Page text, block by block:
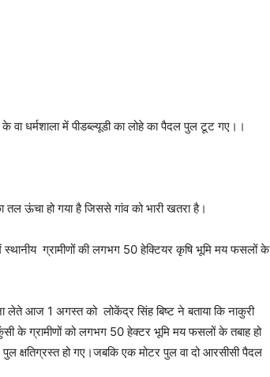
धर्मशाला में पीडब्ल्यूडी का लोहे का पैदल पुल टूट गए।।
तल ऊंचा हो गया है जिससे गांव को भारी खतरा है।
ग्रामीणों की लगभग 50 हेक्टियर कृषि भूमि मय फसलों के
आज 1 अगस्त को लोकेंद्र सिंह बिष्ट ने बताया कि नाकुरी
के ग्रामीणों को लगभग 50 हेक्टर भूमि मय फसलों के तबाह हो
क्षतिग्रस्त हो गए।जबकि एक मोटर पुल वा दो आरसीसी पैदल